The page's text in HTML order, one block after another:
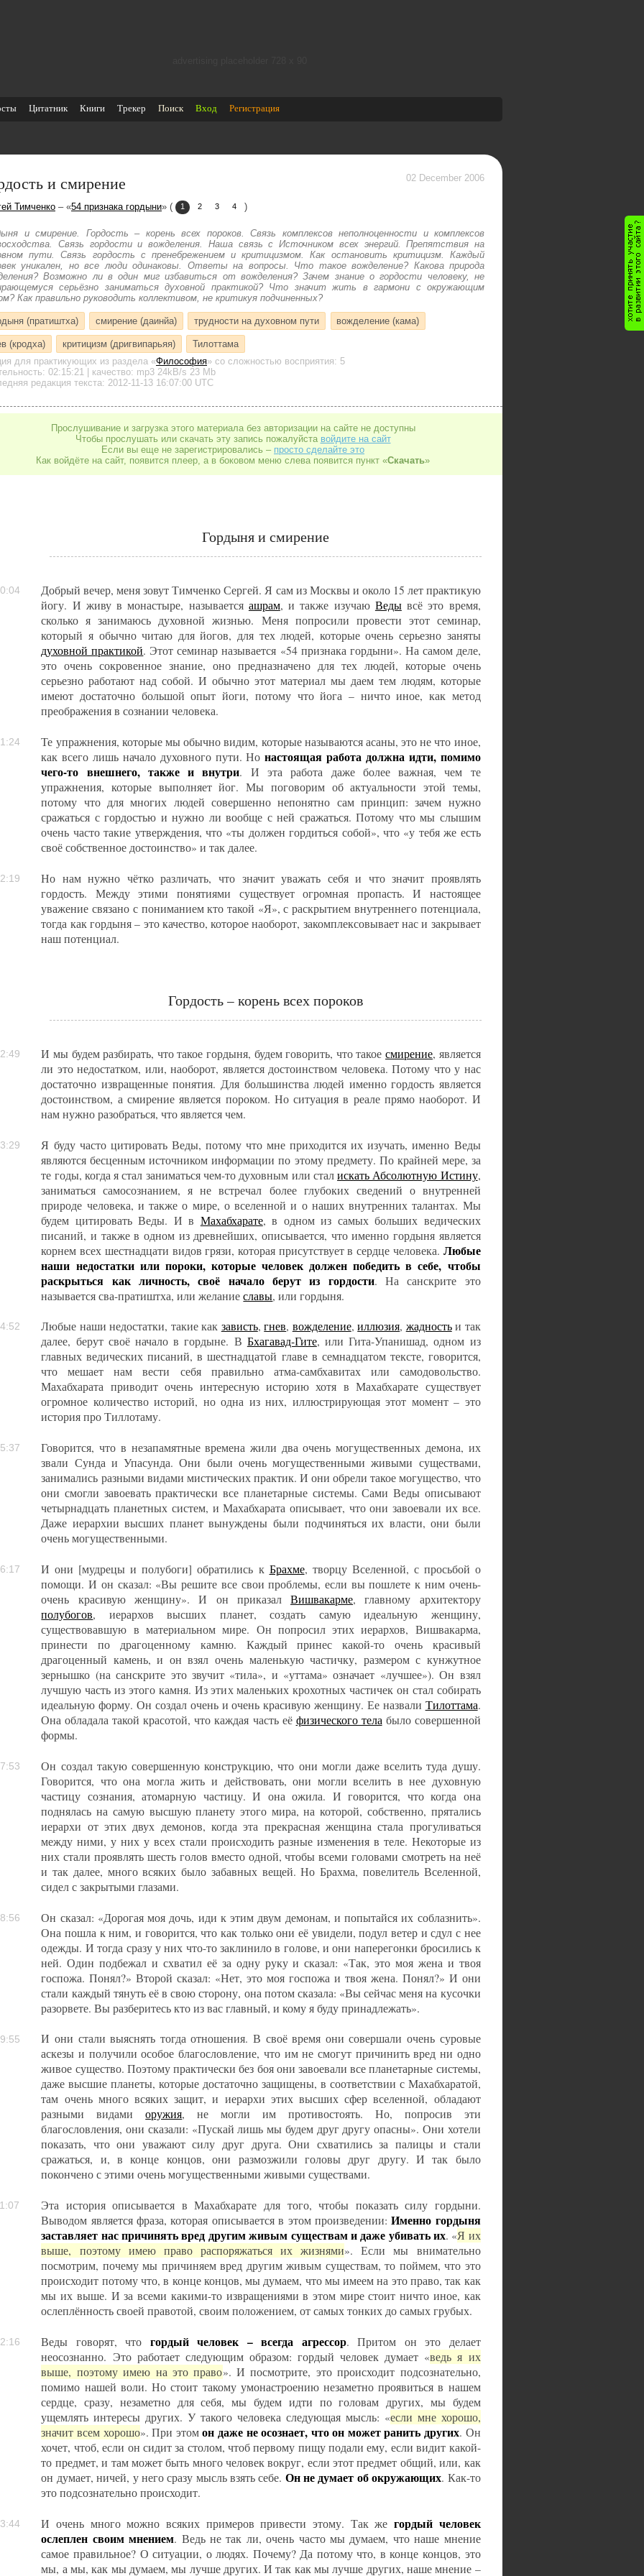
Цитатник Книги Трекер Поиск Вход Регистрация
и смирение 02 December 2006
Тимченко – «54 признака гордыни» ( 1 2 3 4 )
и смирение. Гордость – корень всех пороков. Связь комплексов неполноценности и комплексов
Связь гордости и вожделения. Наша связь с Источником всех энергий. Препятствия на
пути. Связь гордость с пренебрежением и критицизмом. Как остановить критицизм. Каждый
уникален, но все люди одинаковы. Ответы на вопросы. Что такое вожделение? Какова природа
Возможно ли в один миг избавиться от вожделения? Зачем знание о гордости человеку, не
серьёзно заниматься духовной практикой? Что значит жить в гармони с окружающим
Как правильно руководить коллективом, не критикуя подчиненных?
(пратиштха) смирение (даинйа) трудности на духовном пути вожделение (кама)
(кродха) критицизм (дригвипарьяя)
Тилоттама
для практикующих из раздела «Философия» со сложностью восприятия: 5
02:15:21 | качество: mp3 24kB/s 23 Mb
редакция текста: 2012-11-13 16:07:00 UTC
Прослушивание и загрузка этого материала без авторизации на сайте не доступны
Чтобы прослушать или скачать эту запись пожалуйста войдите на сайт
Если вы еще не зарегистрировались – просто сделайте это
Как войдёте на сайт, появится плеер, а в боковом меню слева появится пункт «Скачать»
Гордыня и смирение
Добрый вечер, меня зовут Тимченко Сергей. Я сам из Москвы и около 15 лет практикую
йогу. И живу в монастыре, называется ашрам, и также изучаю Ведывсё это время,
сколько я занимаюсь духовной жизнью. Меня попросили провести этот семинар,
который я обычно читаю для йогов, для тех людей, которые очень серьезно заняты
духовной практикой. Этот семинар называется «54 признака гордыни». На самом деле,
это очень сокровенное знание, оно предназначено для тех людей, которые очень
серьезно работают над собой. И обычно этот материал мы даем тем людям, которые
имеют достаточно большой опыт йоги, потому что йога – ничто иное, как метод
преображения в сознании человека.
Те упражнения, которые мы обычно видим, которые называются асаны, это не что иное,
как всего лишь начало духовного пути. Нонастоящая работа должна идти, помимо
чего-то внешнего, также и внутри. И эта работа даже более важная, чем те
упражнения, которые выполняет йог. Мы поговорим об актуальности этой темы,
потому что для многих людей совершенно непонятно сам принцип: зачем нужно
сражаться с гордостью и нужно ли вообще с ней сражаться. Потому что мы слышим
очень часто такие утверждения, что «ты должен гордиться собой», что «у тебя же есть
своё собственное достоинство» и так далее.
Но нам нужно чётко различать, что значит уважать себя и что значит проявлять
гордость. Между этими понятиями существует огромная пропасть. И настоящее
уважение связано с пониманием кто такой «Я», с раскрытием внутреннего потенциала,
тогда как гордыня – это качество, которое наоборот, закомплексовывает нас и закрывает
наш потенциал.
Гордость – корень всех пороков
И мы будем разбирать, что такое гордыня, будем говорить, что такое смирение, является
ли это недостатком, или, наоборот, является достоинством человека. Потому что у нас
достаточно извращенные понятия. Для большинства людей именно гордость является
достоинством, а смирение является пороком. Но ситуация в реале прямо наоборот. И
нам нужно разобраться, что является чем.
Я буду часто цитировать Веды, потому что мне приходится их изучать, именно Веды
являются бесценным источником информации по этому предмету. По крайней мере, за
те годы, когда я стал заниматься чем-то духовным или сталискать Абсолютную Истину,
заниматься самосознанием, я не встречал более глубоких сведений о внутренней
природе человека, и также о мире, о вселенной и о наших внутренних талантах. Мы
будем цитировать Веды. И в Махабхарате, в одном из самых больших ведических
писаний, и также в одном из древнейших, описывается, что именно гордыня является
корнем всех шестнадцати видов грязи, которая присутствует в сердце человека. Любые
наши недостатки или пороки, которые человек должен победить в себе, чтобы
раскрыться как личность, своё начало берут из гордости. На санскрите это
называется сва-пратиштха, или желаниеславы, или гордыня.
Любые наши недостатки, такие как зависть,гнев, вожделение,иллюзия, жадностьи так
далее, берут своё начало в гордыне. В Бхагавад-Гите, или Гита-Упанишад, одном из
главных ведических писаний, в шестнадцатой главе в семнадцатом тексте, говорится,
что мешает нам вести себя правильно атма-самбхавитах или самодовольство.
Махабхарата приводит очень интересную историю хотя в Махабхарате существует
огромное количество историй, но одна из них, иллюстрирующая этот момент – это
история про Тиллотаму.
Говорится, что в незапамятные времена жили два очень могущественных демона, их
звали Сунда и Упасунда. Они были очень могущественными живыми существами,
занимались разными видами мистических практик. И они обрели такое могущество, что
они смогли завоевать практически все планетарные системы. Сами Веды описывают
четырнадцать планетных систем, и Махабхарата описывает, что они завоевали их все.
Даже иерархии высших планет вынуждены были подчиняться их власти, они были
очень могущественными.
И они [мудрецы и полубоги] обратились к Брахме, творцу Вселенной, с просьбой о
помощи. И он сказал: «Вы решите все свои проблемы, если вы пошлете к ним очень-
очень красивую женщину». И он приказалВишвакарме, главному архитектору
полубогов, иерархов высших планет, создать самую идеальную женщину,
существовавшую в материальном мире. Он попросил этих иерархов, Вишвакарма,
принести по драгоценному камню. Каждый принес какой-то очень красивый
драгоценный камень, и он взял очень маленькую частичку, размером с кунжутное
зернышко (на санскрите это звучит «тила», и «уттама» означает «лучшее»). Он взял
лучшую часть из этого камня. Из этих маленьких крохотных частичек он стал собирать
идеальную форму. Он создал очень и очень красивую женщину. Ее назвали Тилоттама.
Она обладала такой красотой, что каждая часть её физического тела было совершенной
формы.
Он создал такую совершенную конструкцию, что они могли даже вселить туда душу.
Говорится, что она могла жить и действовать, они могли вселить в нее духовную
частицу сознания, атомарную частицу. И она ожила. И говорится, что когда она
поднялась на самую высшую планету этого мира, на которой, собственно, прятались
иерархи от этих двух демонов, когда эта прекрасная женщина стала прогуливаться
между ними, у них у всех стали происходить разные изменения в теле. Некоторые из
них стали проявлять шесть голов вместо одной, чтобы всеми головами смотреть на неё
и так далее, много всяких было забавных вещей. Но Брахма, повелитель Вселенной,
сидел с закрытыми глазами.
Он сказал: «Дорогая моя дочь, иди к этим двум демонам, и попытайся их соблазнить».
Она пошла к ним, и говорится, что как только они её увидели, подул ветер и сдул с нее
одежды. И тогда сразу у них что-то заклинило в голове, и они наперегонки бросились к
ней. Один подбежал и схватил её за одну руку и сказал: «Так, это моя жена и твоя
госпожа. Понял?» Второй сказал: «Нет, это моя госпожа и твоя жена. Понял?» И они
стали каждый тянуть её в свою сторону, она потом сказала: «Вы сейчас меня на кусочки
разорвете. Вы разберитесь кто из вас главный, и кому я буду принадлежать».
И они стали выяснять тогда отношения. В своё время они совершали очень суровые
аскезы и получили особое благословление, что им не смогут причинить вред ни одно
живое существо. Поэтому практически без боя они завоевали все планетарные системы,
даже высшие планеты, которые достаточно защищены, в соответствии с Махабхаратой,
там очень много всяких защит, и иерархи этих высших сфер вселенной, обладают
разными видамиоружия, не могли им противостоять. Но, попросив эти
благословления, они сказали: «Пускай лишь мы будем друг другу опасны». Они хотели
показать, что они уважают силу друг друга. Они схватились за палицы и стали
сражаться, и, в конце концов, они размозжили головы друг другу. И так было
покончено с этими очень могущественными живыми существами.
Эта история описывается в Махабхарате для того, чтобы показать силу гордыни.
Выводом является фраза, которая описывается в этом произведении:Именно гордыня
заставляет нас причинять вред другим живым существам и даже убивать их. «Я их
выше, поэтому имею право распоряжаться их жизнями». Если мы внимательно
посмотрим, почему мы причиняем вред другим живым существам, то поймем, что это
происходит потому что, в конце концов, мы думаем, что мы имеем на это право, так как
мы их выше. И за всеми какими-то извращениями в этом мире стоит ничто иное, как
ослеплённость своей правотой, своим положением, от самых тонких до самых грубых.
Веды говорят, что гордый человек – всегда агрессор. Притом он это делает
неосознанно. Это работает следующим образом: гордый человек думает «ведь я их
выше, поэтому имею на это право». И посмотрите, это происходит подсознательно,
помимо нашей воли. Но стоит такому умонастроению незаметно проявиться в нашем
сердце, сразу, незаметно для себя, мы будем идти по головам других, мы будем
ущемлять интересы других. У такого человека следующая мысль: «если мне хорошо,
значит всем хорошо». При этомон даже не осознает, что он может ранить других. Он
хочет, чтоб, если он сидит за столом, чтоб первому пищу подали ему, если видит какой-
то предмет, и там может быть много человек вокруг, если этот предмет общий, или, как
он думает, ничей, у него сразу мысль взять себе. Он не думает об окружающих. Как-то
это подсознательно происходит.
И очень много можно всяких примеров привести этому. Так же гордый человек
ослеплен своим мнением. Ведь не так ли, очень часто мы думаем, что наше мнение
самое правильное? О ситуации, о людях. Почему? Да потому что, в конце концов, это
мы, а мы, как мы думаем, мы лучше других. И так как мы лучше других, наше мнение –